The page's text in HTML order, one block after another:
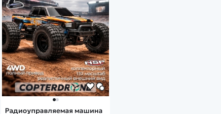
Радиоуправляемая машина